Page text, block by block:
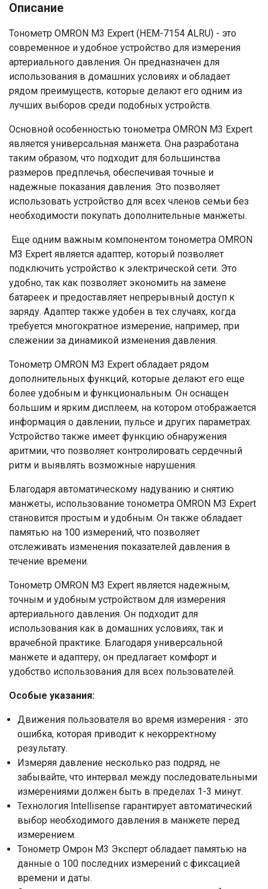
Описание
Тонометр OMRON M3 Expert (НЕМ-7154 ALRU) - это
современное и удобное устройство для измерения
артериального давления. Он предназначен для
использования в домашних условиях и обладает
рядом преимуществ, которые делают его одним из
лучших выборов среди подобных устройств.
Основной особенностью тонометра OMRON M3 Expert
является универсальная манжета. Она разработана
таким образом, что подходит для большинства
размеров предплечья, обеспечивая точные и
надежные показания давления. Это позволяет
использовать устройство для всех членов семьи без
необходимости покупать дополнительные манжеты.
Еще одним важным компонентом тонометра OMRON
M3 Expert является адаптер, который позволяет
подключить устройство к электрической сети. Это
удобно, так как позволяет экономить на замене
батареек и предоставляет непрерывный доступ к
заряду. Адаптер также удобен в тех случаях, когда
требуется многократное измерение, например, при
слежении за динамикой изменения давления.
Тонометр OMRON M3 Expert обладает рядом
дополнительных функций, которые делают его еще
более удобным и функциональным. Он оснащен
большим и ярким дисплеем, на котором отображается
информация о давлении, пульсе и других параметрах.
Устройство также имеет функцию обнаружения
аритмии, что позволяет контролировать сердечный
ритм и выявлять возможные нарушения.
Благодаря автоматическому надуванию и снятию
манжеты, использование тонометра OMRON M3 Expert
становится простым и удобным. Он также обладает
памятью на 100 измерений, что позволяет
отслеживать изменения показателей давления в
течение времени.
Тонометр OMRON M3 Expert является надежным,
точным и удобным устройством для измерения
артериального давления. Он подходит для
использования как в домашних условиях, так и
врачебной практике. Благодаря универсальной
манжете и адаптеру, он предлагает комфорт и
удобство использования для всех пользователей.
Особые указания:
Движения пользователя во время измерения - это
ошибка, которая приводит к некорректному
результату.
Измеряя давление несколько раз подряд, не
забывайте, что интервал между последовательными
измерениями должен быть в пределах 1-3 минут.
Технология Intellisense гарантирует автоматический
выбор необходимого давления в манжете перед
измерением.
Тонометр Омрон М3 Эксперт обладает памятью на
данные о 100 последних измерений с фиксацией
времени и даты.
Ваше имя